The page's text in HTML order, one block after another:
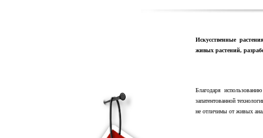
Искусственные
живых растений,
Благодаря
запатентованной
не отличимы от живых